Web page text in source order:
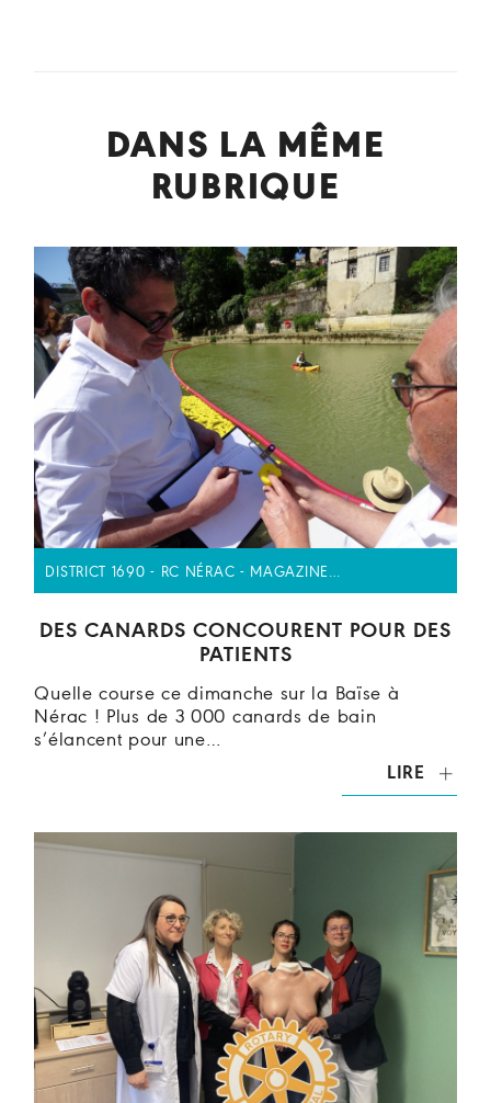
DANS LA MÊME
RUBRIQUE
DISTRICT 1690 - RC NÉRAC - MAGAZINE…
DES CANARDS CONCOURENT POUR DES
PATIENTS
Quelle course ce dimanche sur la Baïse à
Nérac ! Plus de 3 000 canards de bain
s’élancent pour une…
LIRE